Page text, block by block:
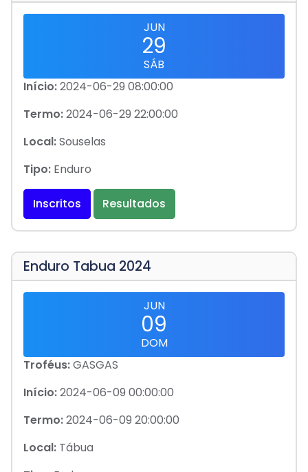
JUN
29
SÁB
Início:2024-06-29 08:00:00
Termo:2024-06-29 22:00:00
Local:Souselas
Tipo: Enduro
Inscritos Resultados
Enduro Tabua 2024
JUN
09
DOM
Troféus:GASGAS
Início:2024-06-09 00:00:00
Termo:2024-06-09 20:00:00
Local: Tábua